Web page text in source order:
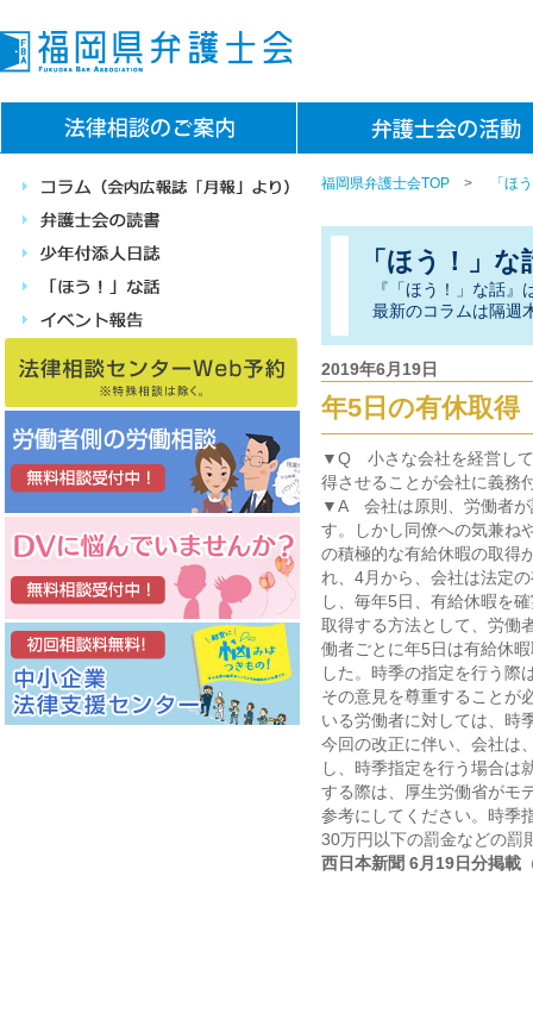
福岡県弁護士会TOP > 「ほ
「ほう！」な
『「ほう！」な話
最新のコラムは隔週
2019年6月19日
年5日の有休取
▼Q 小さな会社を経営して
得させることが会社に義務
▼A 会社は原則、労働者が
す。しかし同僚への気兼ね
の積極的な有給休暇の取得
れ、4月から、会社は法定
し、毎年5日、有給休暇を
取得する方法として、労働
働者ごとに年5日は有給休
した。時季の指定を行う際
その意見を尊重することが
いる労働者に対しては、時
今回の改正に伴い、会社は
し、時季指定を行う場合は
する際は、厚生労働省がモ
参考にしてください。時季
30万円以下の罰金などの罰
西日本新聞 6月19日分掲載